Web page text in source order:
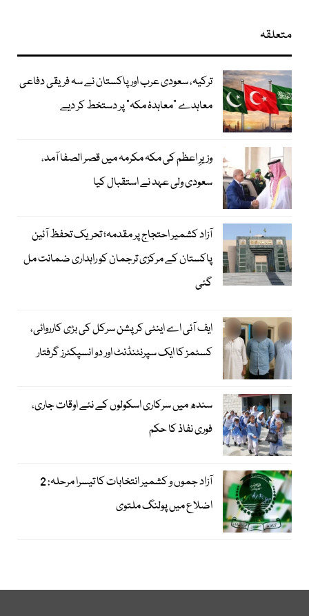
متعلقہ
ترکیہ، سعودی عرب اور پاکستان نے سہ فریقی دفاعی
معاہدے "معاہدۂ مکہ" پر دستخط کر دیے
وزیرِ اعظم کی مکہ مکرمہ میں قصر الصفا آمد،
سعودی ولی عہد نے استقبال کیا
آزاد کشمیر احتجاج پر مقدمہ؛ تحریک تحفظ آئین
پاکستان کے مرکزی ترجمان کو راہداری ضمانت مل
گئی
ایف آئی اے اینٹی کرپشن سرکل کی بڑی کارروائی،
کسٹمز کا ایک سپرنٹنڈنٹ اور دو انسپکٹرز گرفتار
سندھ میں سرکاری اسکولوں کے نئے اوقات جاری،
فوری نفاذ کا حکم
آزاد جموں و کشمیر انتخابات کا تیسرا مرحلہ: 2
اضلاع میں پولنگ ملتوی